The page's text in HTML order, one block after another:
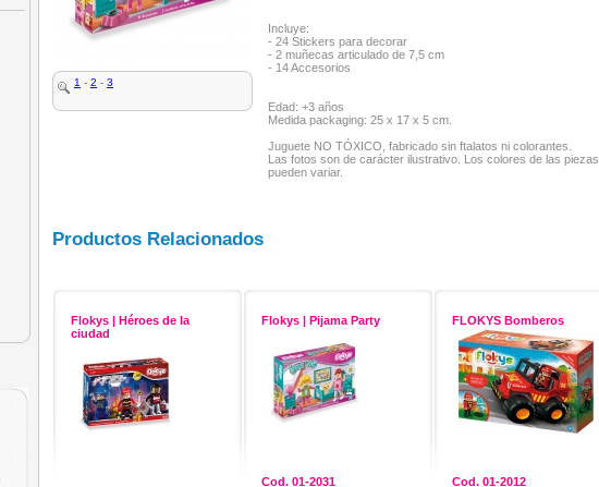
1 - 2 - 3
Incluye:
- 24 Stickers para decorar
- 2 muñecas articulado de 7,5 cm
- 14 Accesorios
Edad: +3 años
Medida packaging: 25 x 17 x 5 cm.
Juguete NO TÓXICO, fabricado sin ftalatos ni colorantes.
Las fotos son de carácter ilustrativo. Los colores de las piezas
pueden variar.
Productos Relacionados
Flokys | Héroes de la
ciudad
Flokys | Pijama Party
Cod. 01-2031
FLOKYS Bomberos
Cod. 01-2012